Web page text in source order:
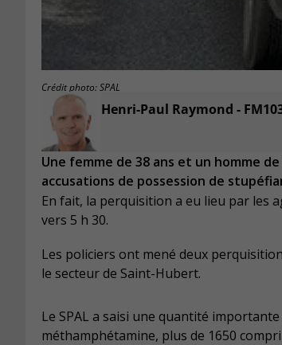
Crédit photo: SPAL
Henri-Paul Raymond -
Une femme de 38 ans et un homme
accusations de possession de
En fait, la perquisition a eu lieu par les
vers 5 h 30.
Les policiers ont mené deux
le secteur de Saint-Hubert.
Le SPAL a saisi une quantité
méthamphétamine, plus de 1650